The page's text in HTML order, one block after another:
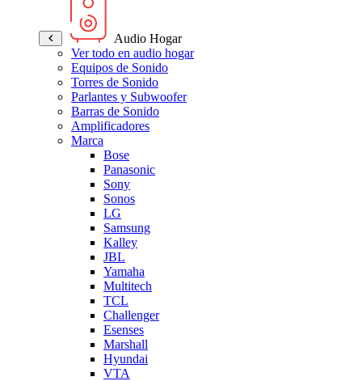
Audio Hogar
Ver todo en audio hogar
Equipos de Sonido
Torres de Sonido
Parlantes y Subwoofer
Barras de Sonido
Amplificadores
Marca
Bose
Panasonic
Sony
Sonos
LG
Samsung
Kalley
JBL
Yamaha
Multitech
TCL
Challenger
Esenses
Marshall
Hyundai
VTA